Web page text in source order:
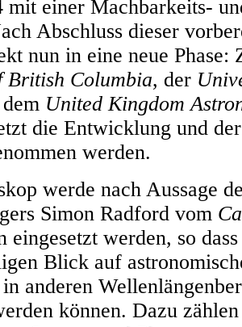
mit einer Machbarkeits-
Abschluss dieser
nun in eine neue Phase:
British Columbia, der
United Kingdom
die Entwicklung und
werden.
werde nach Aussage
Simon Radford vom
eingesetzt werden, so
Blick auf
anderen
können. Dazu